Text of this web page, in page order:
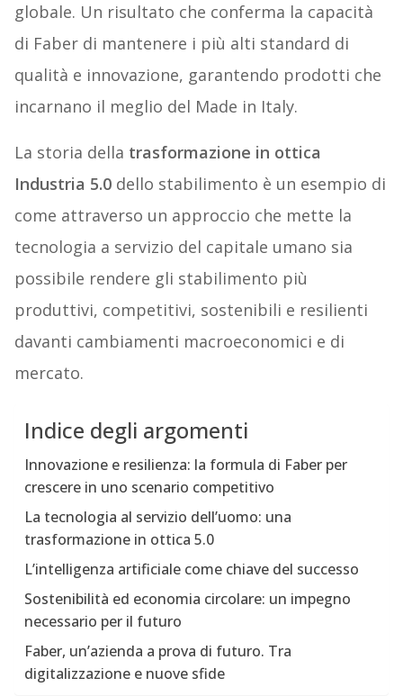
globale. Un risultato che conferma la capacità
di Faber di mantenere i più alti standard di
qualità e innovazione, garantendo prodotti che
incarnano il meglio del Made in Italy.
La storia della trasformazione in ottica
Industria 5.0 dello stabilimento è un esempio di
come attraverso un approccio che mette la
tecnologia a servizio del capitale umano sia
possibile rendere gli stabilimento più
produttivi, competitivi, sostenibili e resilienti
davanti cambiamenti macroeconomici e di
mercato.
Indice degli argomenti
Innovazione e resilienza: la formula di Faber per
crescere in uno scenario competitivo
La tecnologia al servizio dell’uomo: una
trasformazione in ottica 5.0
L’intelligenza artificiale come chiave del successo
Sostenibilità ed economia circolare: un impegno
necessario per il futuro
Faber, un’azienda a prova di futuro. Tra
digitalizzazione e nuove sfide